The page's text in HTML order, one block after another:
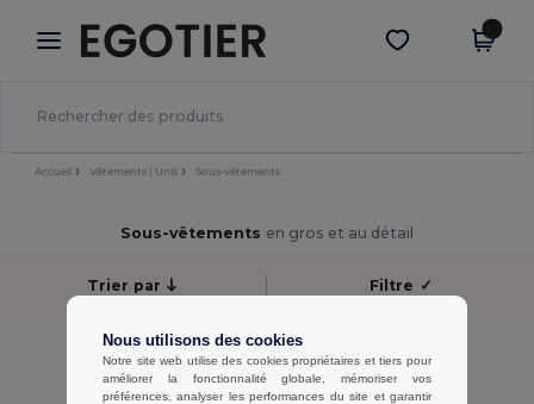
× Appli Egotier
Meilleurs prix sur l’app !
Obtenir l'appli
Accueil Vêtements | Unis Sous-vêtements
Sous-vêtements en gros et au détail
Trier par Filtre ✓
Aucun résultat.
Aucun résultat.
Nous utilisons des cookies
Notre site web utilise des cookies propriétaires et tiers pour
améliorer la fonctionnalité globale, mémoriser vos
préférences, analyser les performances du site et garantir